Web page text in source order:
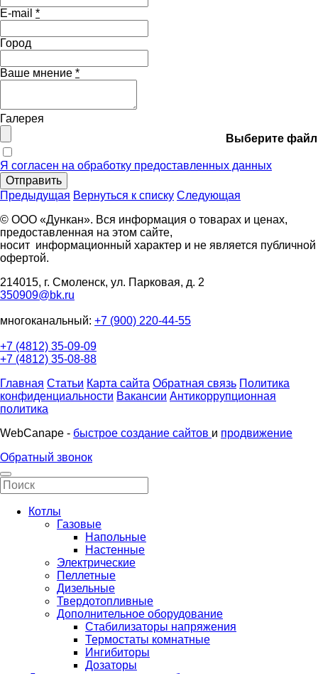
E-mail *
Город
Ваше мнение *
Галерея
Выберите файл
Я согласен на обработку предоставленных данных
Отправить
Предыдущая Вернуться к списку Следующая
© ООО «Дункан». Вся информация о товарах и ценах,
предоставленная на этом сайте,
носит информационный характер и не является публичной
офертой.
214015, г. Смоленск, ул. Парковая, д. 2
350909@bk.ru
многоканальный: +7 (900) 220-44-55
+7 (4812) 35-09-09
+7 (4812) 35-08-88
Главная Статьи Карта сайта Обратная связь Политика
конфиденциальности Вакансии Антикоррупционная
политика
WebCanape - быстрое создание сайтов и продвижение
Обратный звонок
Котлы
Газовые
Напольные
Настенные
Электрические
Пеллетные
Дизельные
Твердотопливные
Дополнительное оборудование
Стабилизаторы напряжения
Термостаты комнатные
Ингибиторы
Дозаторы